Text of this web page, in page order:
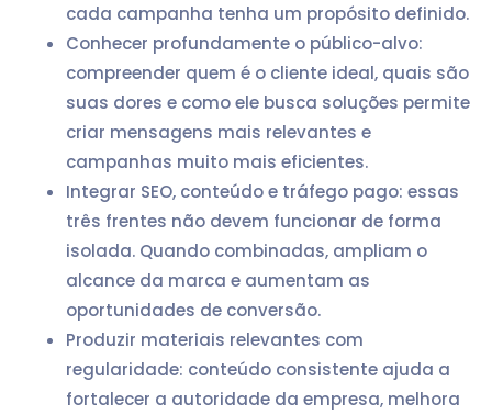
cada campanha tenha um propósito definido.
Conhecer profundamente o público-alvo:
compreender quem é o cliente ideal, quais são
suas dores e como ele busca soluções permite
criar mensagens mais relevantes e
campanhas muito mais eficientes.
Integrar SEO, conteúdo e tráfego pago: essas
três frentes não devem funcionar de forma
isolada. Quando combinadas, ampliam o
alcance da marca e aumentam as
oportunidades de conversão.
Produzir materiais relevantes com
regularidade: conteúdo consistente ajuda a
fortalecer a autoridade da empresa, melhora